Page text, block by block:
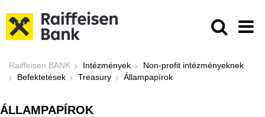
Állampapírok - Raiffeisen BANK
Raiffeisen BANK Intézmények
Non-profit intézményeknek
Befektetések
Treasury Állampapírok
ÁLLAMPAPÍROK